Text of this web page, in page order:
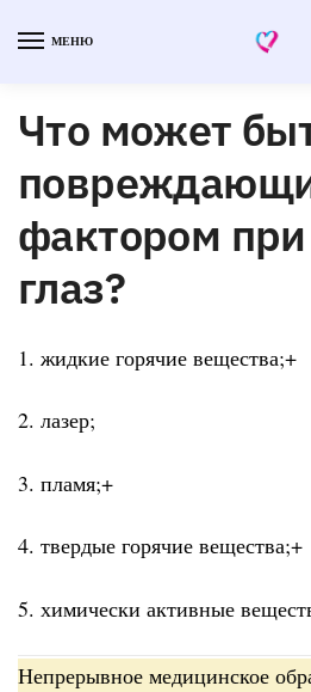
МЕНЮ
Что может
фактором
глаз?
1. жидкие горячие вещества;+
2. лазер;
3. пламя;+
4. твердые горячие вещества;+
5. химически активные
Непрерывное медицинское